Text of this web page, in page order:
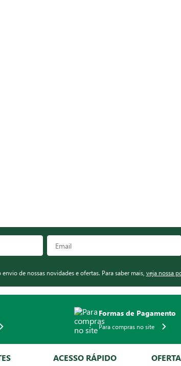
de nossas novidades e ofertas. Para saber mais, veja nossa
Formas de Pagamento
Para compras no site
ACESSO RÁPIDO